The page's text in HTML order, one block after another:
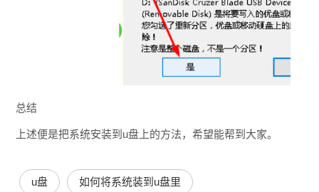
总结
上述便是把系统安装到u盘上的方法，希望能帮到大家。
u盘 如何将系统装到u盘里